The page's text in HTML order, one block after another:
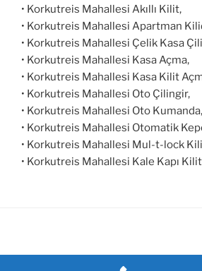
• Korkutreis Mahallesi Akıllı Kilit,
• Korkutreis Mahallesi Apartman
• Korkutreis Mahallesi Çelik Kasa
• Korkutreis Mahallesi Kasa Açma,
• Korkutreis Mahallesi Kasa Kilit
• Korkutreis Mahallesi Oto Çilingir,
• Korkutreis Mahallesi Oto Kumanda,
• Korkutreis Mahallesi Otomatik
• Korkutreis Mahallesi Mul-t-lock
• Korkutreis Mahallesi Kale Kapı